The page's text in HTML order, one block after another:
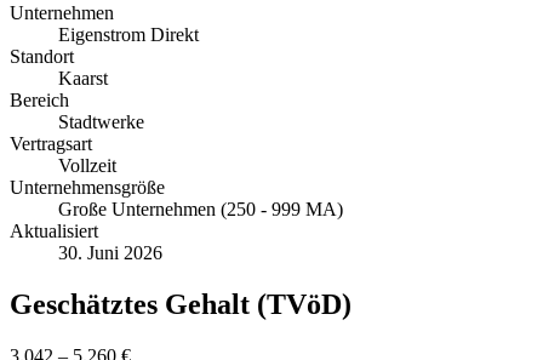
Unternehmen
Eigenstrom Direkt
Standort
Kaarst
Bereich
Stadtwerke
Vertragsart
Vollzeit
Unternehmensgröße
Große Unternehmen (250 - 999 MA)
Aktualisiert
30. Juni 2026
Geschätztes Gehalt (TVöD)
3.042 – 5.260 €